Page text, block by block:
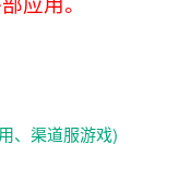
、渠道服游戏)